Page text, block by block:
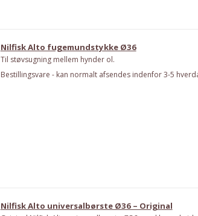
Nilfisk Alto fugemundstykke Ø36
Til støvsugning mellem hynder ol.
Bestillingsvare - kan normalt afsendes indenfor 3-5
Nilfisk Alto universalbørste Ø36 – Original